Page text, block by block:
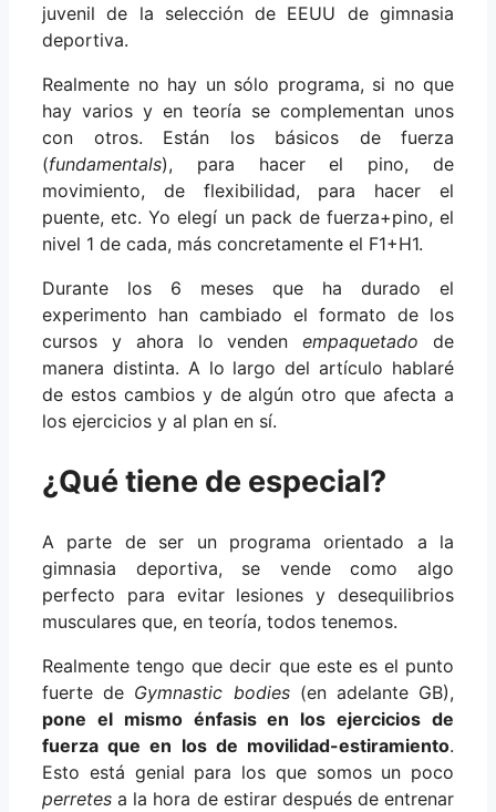
juvenil de la selección de EEUU de gimnasia
deportiva.
Realmente no hay un sólo programa, si no que
hay varios y en teoría se complementan unos
con otros. Están los básicos de fuerza
(fundamentals), para hacer el pino, de
movimiento, de flexibilidad, para hacer el
puente, etc. Yo elegí un pack de fuerza+pino, el
nivel 1 de cada, más concretamente el F1+H1.
Durante los 6 meses que ha durado el
experimento han cambiado el formato de los
cursos y ahora lo vendenempaquetado de
manera distinta. A lo largo del artículo hablaré
de estos cambios y de algún otro que afecta a
los ejercicios y al plan en sí.
¿Qué tiene de especial?
A parte de ser un programa orientado a la
gimnasia deportiva, se vende como algo
perfecto para evitar lesiones y desequilibrios
musculares que, en teoría, todos tenemos.
Realmente tengo que decir que este es el punto
fuerte de Gymnastic bodies(en adelante GB),
pone el mismo énfasis en los ejercicios de
fuerza que en los de movilidad-estiramiento.
Esto está genial para los que somos un poco
perretes a la hora de estirar después de entrenar